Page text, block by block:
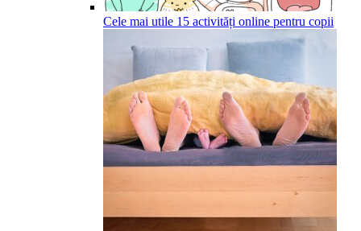
Cele mai utile 15 activități online pentru copii